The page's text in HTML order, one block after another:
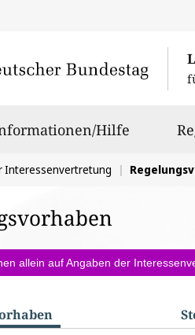
Hilfe
Interessenvertretung
allein auf Angaben der